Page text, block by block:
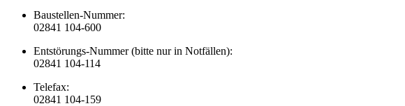
Baustellen-Nummer:
02841 104-600
Entstörungs-Nummer (bitte nur in Notfällen):
02841 104-114
Telefax:
02841 104-159